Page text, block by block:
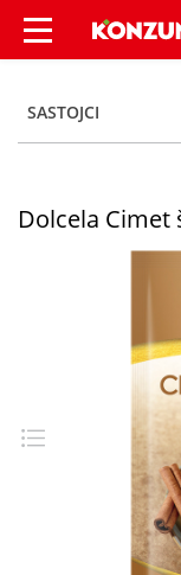
SASTOJCI
Dolcela Cimet